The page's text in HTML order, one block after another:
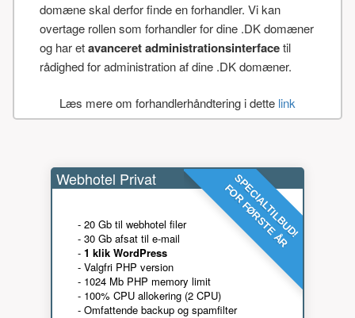
domæne skal derfor finde en forhandler. Vi kan
overtage rollen som forhandler for dine .DK domæner
og har etavanceret administrationsinterfacetil
rådighed for administration af dine .DK domæner.
Læs mere om forhandlerhåndtering i dette link
SPECIALTILBUD!
FOR FØRSTE ÅR
Webhotel Privat
- 20 Gb til webhotel filer
- 30 Gb afsat til e-mail
- 1 klik WordPress
- Valgfri PHP version
- 1024 Mb PHP memory limit
- 100% CPU allokering (2 CPU)
- Omfattende backup og spamfilter